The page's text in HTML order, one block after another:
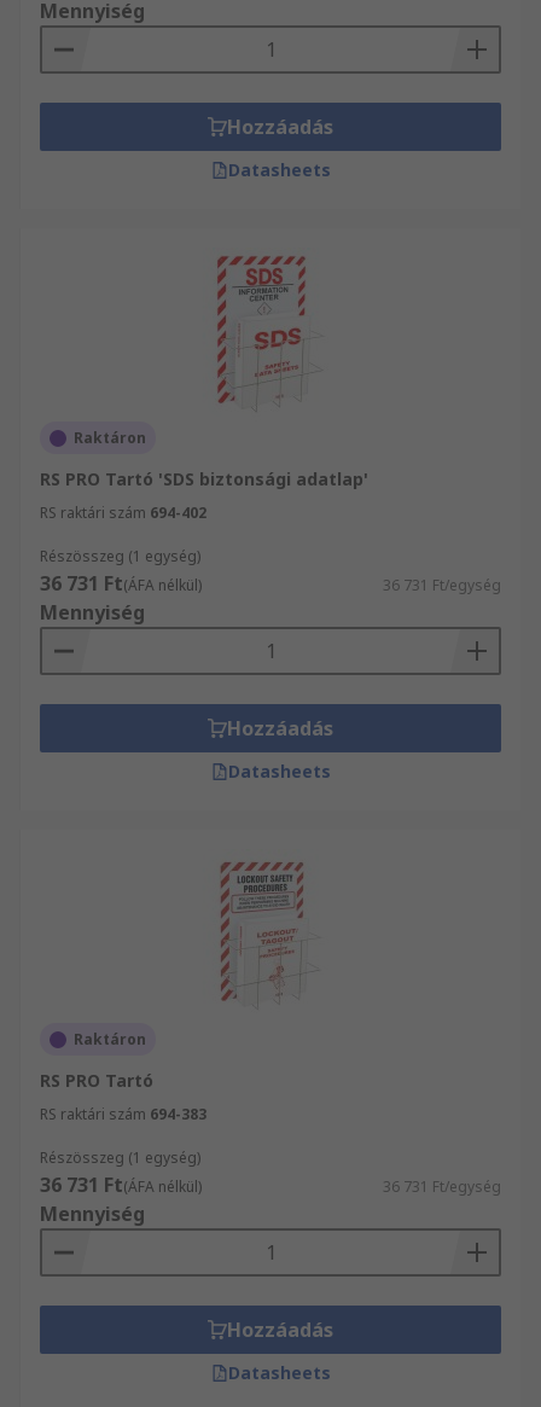
Mennyiség
Hozzáadás
Datasheets
Raktáron
RS PRO Tartó 'SDS biztonsági adatlap'
RS raktári szám 694-402
Részösszeg (1 egység)
36 731 Ft(ÁFA nélkül) 36 731 Ft/egység
Mennyiség
Hozzáadás
Datasheets
Raktáron
RS PRO Tartó
RS raktári szám 694-383
Részösszeg (1 egység)
36 731 Ft(ÁFA nélkül) 36 731 Ft/egység
Mennyiség
Hozzáadás
Datasheets